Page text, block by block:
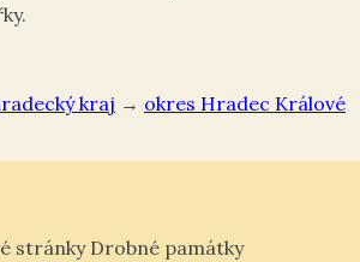
kraj → okres Hradec Králové
stránky Drobné památky